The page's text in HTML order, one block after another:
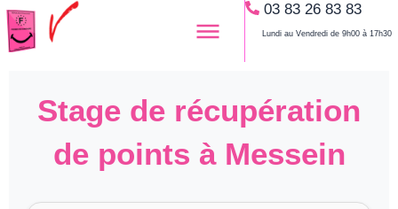
Aller
au
contenu
03 83 26 83 83
Lundi au Vendredi de 9h00 à 17h30
Stage de récupération
de points à Messein